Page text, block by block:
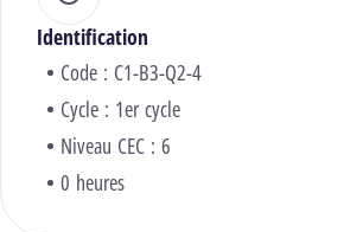
Identification
Code : C1-B3-Q2-4
Cycle : 1er cycle
Niveau CEC : 6
0 heures